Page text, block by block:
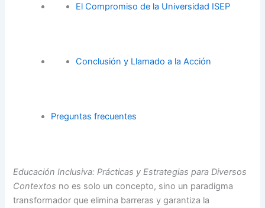
El Compromiso de la Universidad ISEP
Conclusión y Llamado a la Acción
Preguntas frecuentes
Educación Inclusiva: Prácticas y Estrategias para Diversos
Contextos no es solo un concepto, sino un paradigma
transformador que elimina barreras y garantiza la